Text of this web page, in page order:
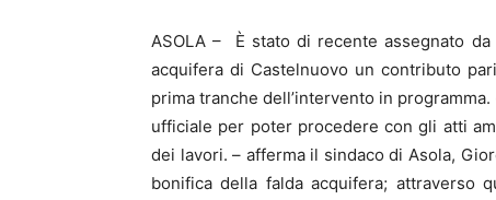
ASOLA – È stato di recente assegnato
acquifera di Castelnuovo un contributo
prima tranche dell’intervento in
ufficiale per poter procedere con gli atti
dei lavori. – afferma il sindaco di Asola,
bonifica della falda acquifera; attraverso